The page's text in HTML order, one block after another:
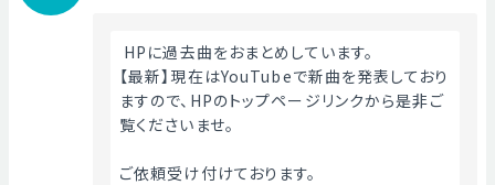
HPに過去曲をおまとめしています。
【最新】現在はYouTubeで新曲を発表しており
ますので、HPのトップページリンクから是非ご
覧くださいませ。
ご依頼受け付けております。